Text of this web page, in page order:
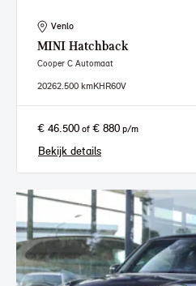
Venlo
MINI Hatchback
Cooper C Automaat
20262.500 kmKHR60V
€ 46.500 of € 880 p/m
Bekijk details